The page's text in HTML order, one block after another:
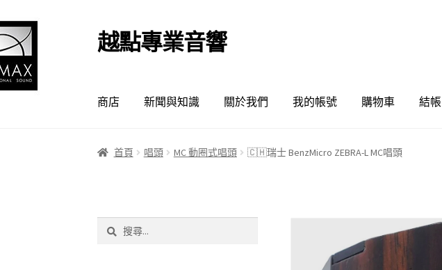
跳
至
列
跳
至
內
越點專業音響
商店 新聞與知識 關於我們 我的帳號 購物車 結帳
首頁 唱頭 MC 動圈式唱頭 🇨🇭瑞士 BenzMicro ZEBRA-L MC唱頭